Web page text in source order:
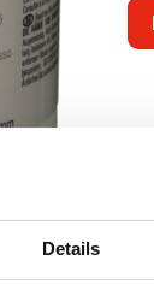
Details